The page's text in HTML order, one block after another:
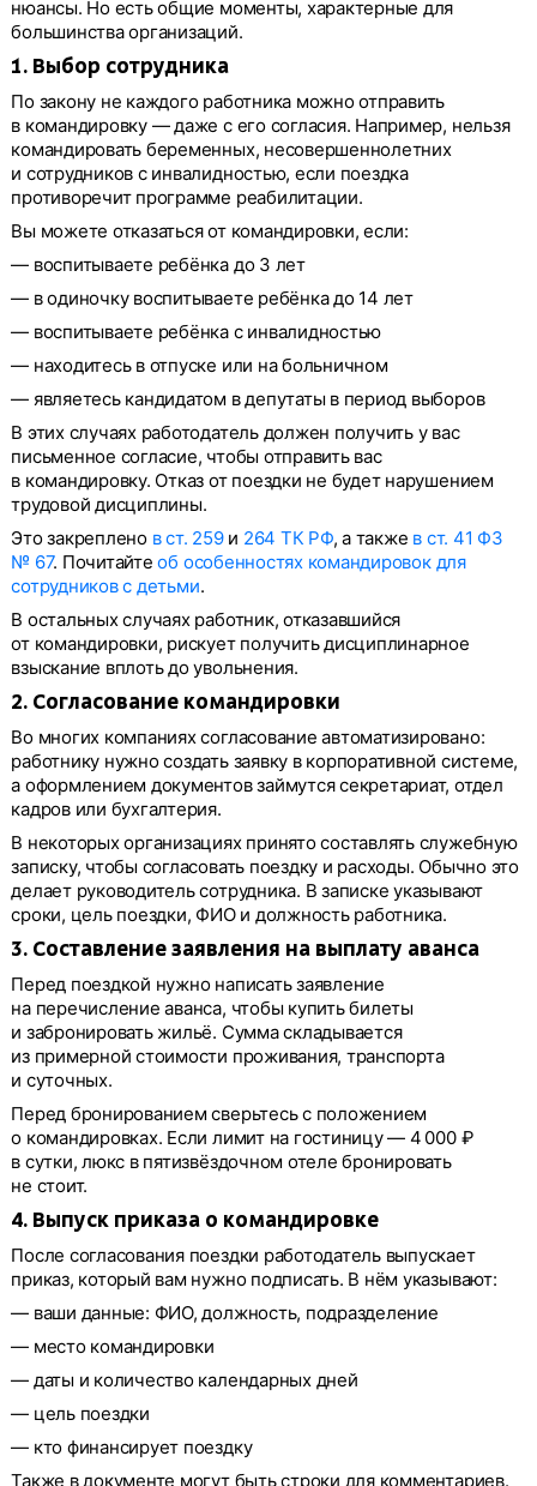
нюансы. Но есть общие моменты, характерные для
большинства организаций.
1. Выбор сотрудника
По закону не каждого работника можно отправить
в командировку — даже с его согласия. Например, нельзя
командировать беременных, несовершеннолетних
и сотрудников с инвалидностью, если поездка
противоречит программе реабилитации.
Вы можете отказаться от командировки, если:
— воспитываете ребёнка до 3 лет
— в одиночку воспитываете ребёнка до 14 лет
— воспитываете ребёнка с инвалидностью
— находитесь в отпуске или на больничном
— являетесь кандидатом в депутаты в период выборов
В этих случаях работодатель должен получить у вас
письменное согласие, чтобы отправить вас
в командировку. Отказ от поездки не будет нарушением
трудовой дисциплины.
Это закреплено в ст. 259и 264 ТК РФ, а также в ст. 41 ФЗ
№ 67. Почитайтеоб особенностях командировок для
сотрудников с детьми.
В остальных случаях работник, отказавшийся
от командировки, рискует получить дисциплинарное
взыскание вплоть до увольнения.
2. Согласование командировки
Во многих компаниях согласование автоматизировано:
работнику нужно создать заявку в корпоративной системе,
а оформлением документов займутся секретариат, отдел
кадров или бухгалтерия.
В некоторых организациях принято составлять служебную
записку, чтобы согласовать поездку и расходы. Обычно это
делает руководитель сотрудника. В записке указывают
сроки, цель поездки, ФИО и должность работника.
3. Составление заявления на выплату аванса
Перед поездкой нужно написать заявление
на перечисление аванса, чтобы купить билеты
и забронировать жильё. Сумма складывается
из примерной стоимости проживания, транспорта
и суточных.
Перед бронированием сверьтесь с положением
о командировках. Если лимит на гостиницу — 4 000 ₽
в сутки, люкс в пятизвёздочном отеле бронировать
не стоит.
4. Выпуск приказа о командировке
После согласования поездки работодатель выпускает
приказ, который вам нужно подписать. В нём указывают:
— ваши данные: ФИО, должность, подразделение
— место командировки
— даты и количество календарных дней
— цель поездки
— кто финансирует поездку
Также в документе могут быть строки для комментариев.